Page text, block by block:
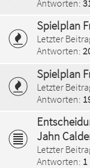
Antworten:
Spielplan
Letzter
Antworten:
Spielplan
Letzter
Antworten:
Jahn
Letzter
Antworten: 1